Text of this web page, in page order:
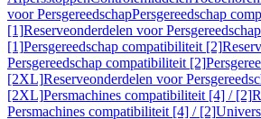
voor PersgereedschapPersgereedschap
[1]Reserveonderdelen voor
[1]Persgereedschap compatibiliteit [2]
Persgereedschap compatibiliteit [2]
[2XL]Reserveonderdelen voor
[2XL]Persmachines compatibiliteit [4] / [2]
Persmachines compatibiliteit [4] / [2]